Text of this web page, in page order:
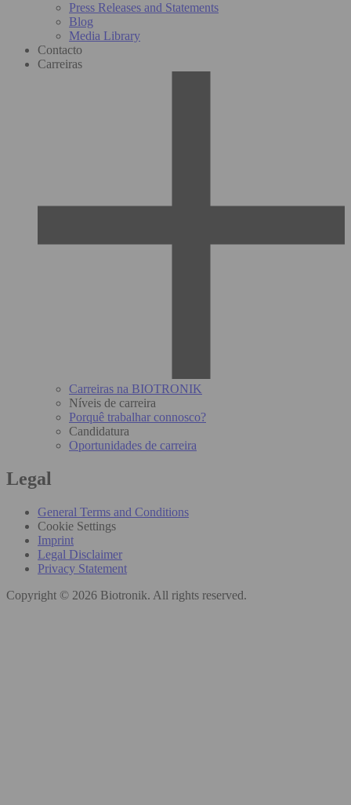
Press Releases and Statements
Blog
Media Library
Contacto
Carreiras
Carreiras na BIOTRONIK
Níveis de carreira
Porquê trabalhar connosco?
Candidatura
Oportunidades de carreira
Legal
General Terms and Conditions
Cookie Settings
Imprint
Legal Disclaimer
Privacy Statement
Copyright © 2026 Biotronik. All rights reserved.